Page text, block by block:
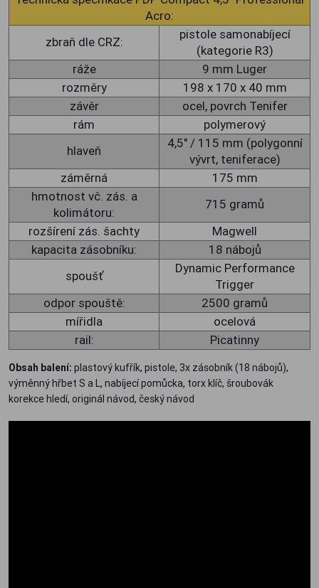
Acro:
zbraň dle CRZ:
pistole samonabíjecí
(kategorie R3)
ráže
9 mm Luger
rozměry
198 x 170 x 40 mm
závěr
ocel, povrch Tenifer
rám
polymerový
hlaveň
4,5" / 115 mm (polygonní
vývrt, teniferace)
záměrná
175 mm
hmotnost vč. zás. a
kolimátoru:
715 gramů
rozšírení zás. šachty
Magwell
kapacita zásobníku:
18 nábojů
spoušť
Dynamic Performance
Trigger
odpor spouště:
2500 gramů
mířidla
ocelová
rail:
Picatinny
Obsah balení: plastový kufřík, pistole, 3x zásobník (18 nábojů),
výměnný hřbet S a L, nabíjecí pomůcka, torx klíč, šroubovák
korekce hledí, originál návod, český návod